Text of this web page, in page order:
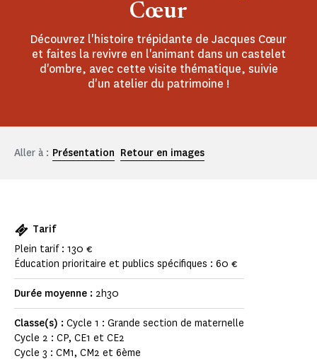
Cœur
Découvrez l'histoire trépidante de Jacques Cœur
et faites la revivre en l'animant dans un castelet
d'ombre, avec cette visite thématique, suivie
d'un atelier du patrimoine !
Aller à : Présentation Retour en images
Tarif
Plein tarif : 130 €
Éducation prioritaire et publics spécifiques : 60 €
Durée moyenne : 2h30
Classe(s) : Cycle 1 : Grande section de maternelle
Cycle 2 : CP, CE1 et CE2
Cycle 3 : CM1, CM2 et 6ème